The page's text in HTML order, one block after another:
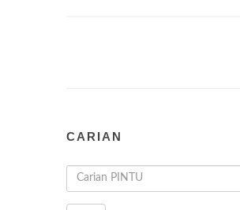
CARIAN